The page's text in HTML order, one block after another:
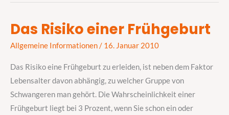
Das Risiko einer Frühgeburt
Allgemeine Informationen/ 16. Januar 2010
Das Risiko eine Frühgeburt zu erleiden, ist neben dem Faktor
Lebensalter davon abhängig, zu welcher Gruppe von
Schwangeren man gehört. Die Wahrscheinlichkeit einer
Frühgeburt liegt bei 3 Prozent, wenn Sie schon ein oder
Das
Risiko
Frühgeburt